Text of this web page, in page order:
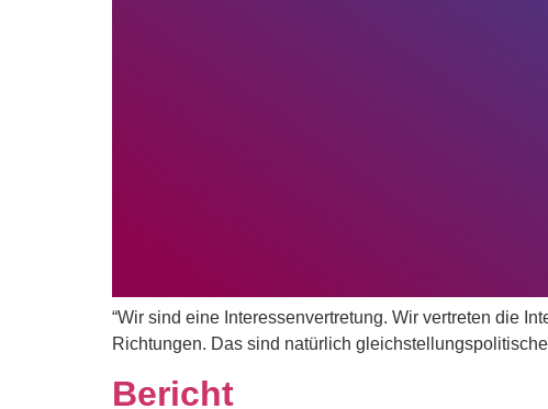
“Wir sind eine Interessenvertretung. Wir vertreten die
Richtungen. Das sind natürlich
Bericht